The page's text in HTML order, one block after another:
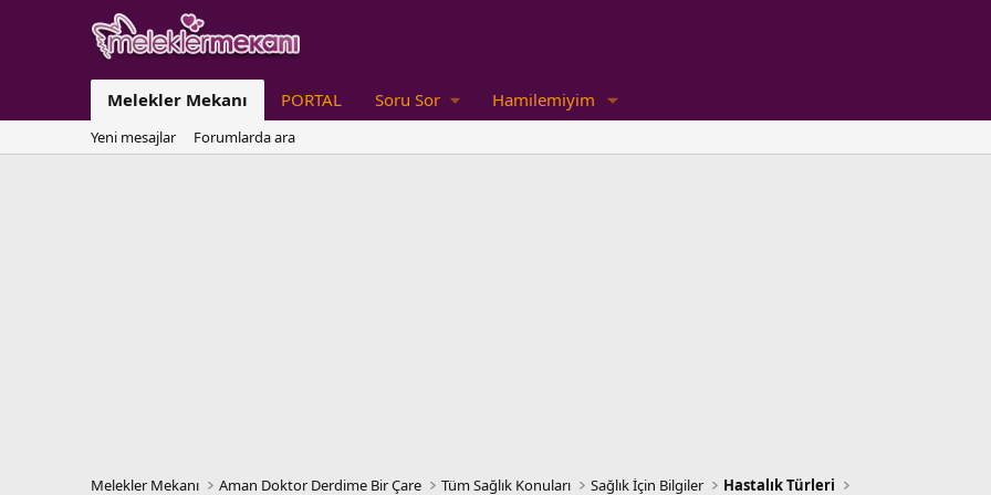
Melekler Mekanı PORTAL Soru Sor Hamilemiyim
Yeni mesajlar Forumlarda ara
Melekler Mekanı Aman Doktor Derdime Bir Çare Tüm Sağlık Konuları Sağlık İçin Bilgiler Hastalık Türleri